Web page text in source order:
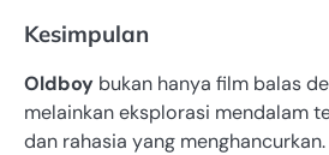
Kesimpulan
Oldboy bukan hanya film balas
melainkan eksplorasi mendalam
dan rahasia yang